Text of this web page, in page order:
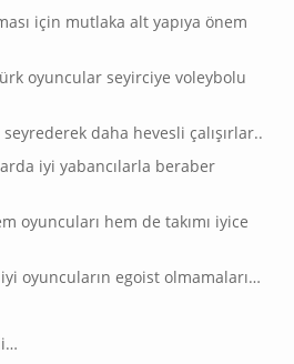
için mutlaka alt yapıya önem
oyuncular seyirciye voleybolu
daha hevesli çalışırlar..
iyi yabancılarla beraber
oyuncuları hem de takımı iyice
oyuncuların egoist olmamaları…